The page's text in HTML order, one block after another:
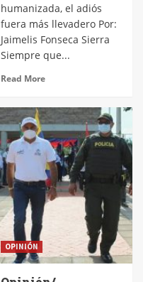
humanizada, el adiós
fuera más llevadero Por:
Jaimelis Fonseca Sierra
Siempre que...
Read More
OPINIÓN